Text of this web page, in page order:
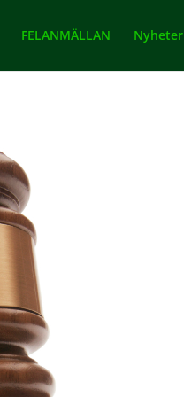
FELANMÄLLAN Nyheter